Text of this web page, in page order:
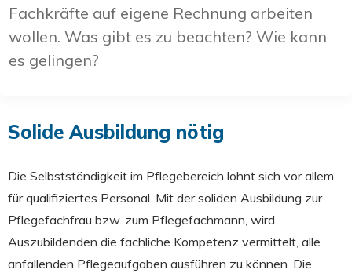
Fachkräfte auf eigene Rechnung arbeiten
wollen. Was gibt es zu beachten? Wie kann
es gelingen?
Solide Ausbildung nötig
Die Selbstständigkeit im Pflegebereich lohnt sich vor allem
für qualifiziertes Personal. Mit der soliden Ausbildung zur
Pflegefachfrau bzw. zum Pflegefachmann, wird
Auszubildenden die fachliche Kompetenz vermittelt, alle
anfallenden Pflegeaufgaben ausführen zu können. Die